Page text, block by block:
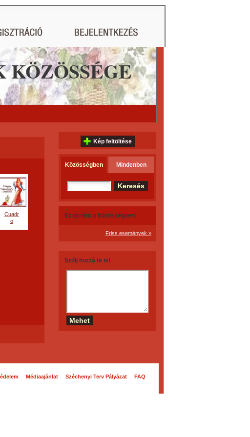
Cuadr
o
Kép feltöltése
Közösségben Mindenben
Ez történt a közösségben:
Friss események »
Szólj hozzá te is!
Médiaajánlat Széchenyi Terv Pályázat FAQ